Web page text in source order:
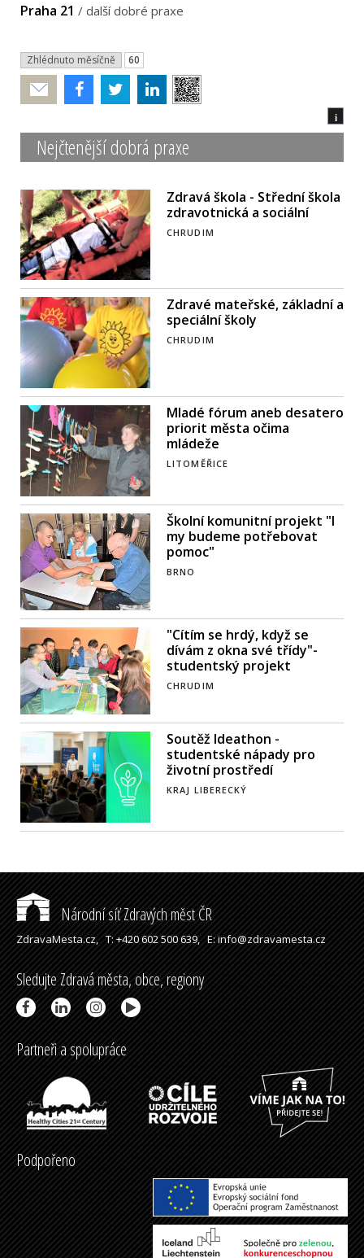
Praha 21 / další dobré praxe
Zhlédnuto měsíčně 60
Poslat
i
Nejčtenější dobrá praxe
Zdravá škola - Střední škola
zdravotnická a sociální
CHRUDIM
Zdravé mateřské, základní a
speciální školy
CHRUDIM
Mladé fórum aneb desatero
priorit města očima
mládeže
LITOMĚŘICE
Školní komunitní projekt "I
my budeme potřebovat
pomoc"
BRNO
"Cítím se hrdý, když se
dívám z okna své třídy"-
studentský projekt
CHRUDIM
Soutěž Ideathon -
studentské nápady pro
životní prostředí
KRAJ LIBERECKÝ
Národní síť Zdravých měst ČR
ZdravaMesta.cz,T: +420 602 500 639,E: info@zdravamesta.cz
Sledujte Zdravá města, obce, regiony
Partneři a spolupráce
Podpořeno